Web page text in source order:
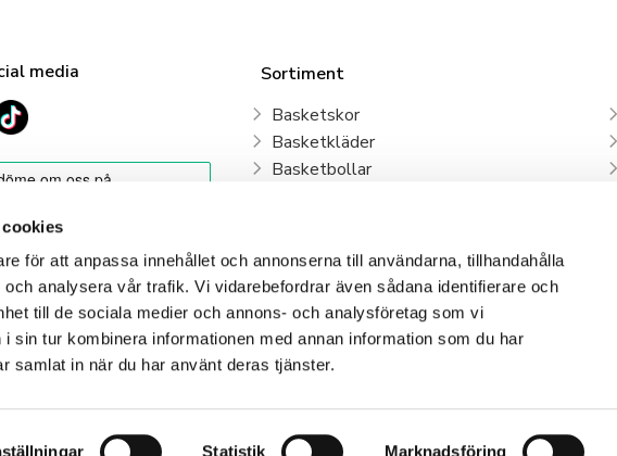
för att anpassa innehållet och annonserna till användarna, tillhandahålla
analysera vår trafik. Vi vidarebefordrar även sådana identifierare och
till de sociala medier och annons- och analysföretag som vi
sin tur kombinera informationen med annan information som du har
samlat in när du har använt deras tjänster.
Statistik Marknadsföring
media
Sortiment
Basketskor
Basketkläder
Basketbollar
Basketryggsäckar
Våra klubbar
Klubbshop